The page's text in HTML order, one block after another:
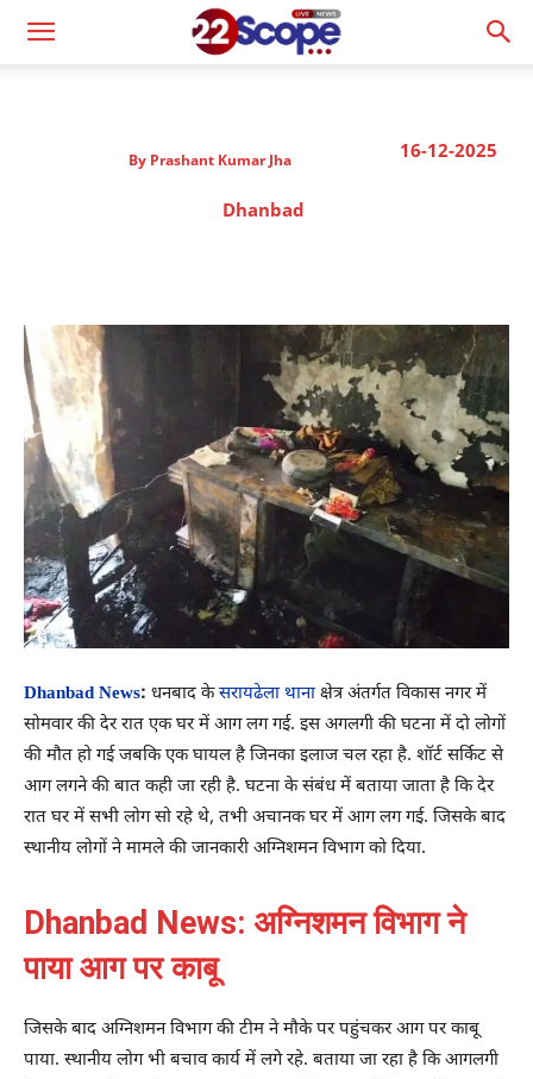
16-12-2025
By Prashant Kumar Jha
Dhanbad
Dhanbad News: धनबाद केसरायढेला थानाक्षेत्र अंतर्गत विकास नगर में
सोमवार की देर रात एक घर में आग लग गई. इस अगलगी की घटना में दो लोगों
की मौत हो गई जबकि एक घायल है जिनका इलाज चल रहा है. शॉर्ट सर्किट से
आग लगने की बात कही जा रही है. घटना के संबंध में बताया जाता है कि देर
रात घर में सभी लोग सो रहे थे, तभी अचानक घर में आग लग गई. जिसके बाद
स्थानीय लोगों ने मामले की जानकारी अग्निशमन विभाग को दिया.
Dhanbad News: अग्निशमन विभाग ने
पाया आग पर काबू
जिसके बाद अग्निशमन विभाग की टीम ने मौके पर पहुंचकर आग पर काबू
पाया. स्थानीय लोग भी बचाव कार्य में लगे रहे. बताया जा रहा है कि आगलगी